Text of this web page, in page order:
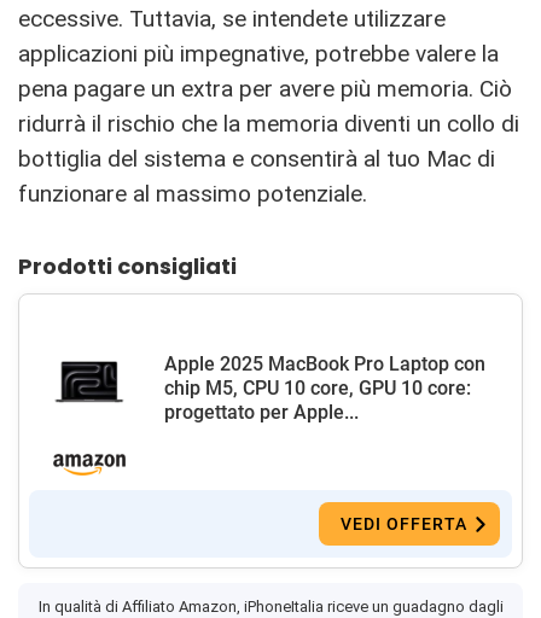
eccessive. Tuttavia, se intendete utilizzare
applicazioni più impegnative, potrebbe valere la
pena pagare un extra per avere più memoria. Ciò
ridurrà il rischio che la memoria diventi un collo di
bottiglia del sistema e consentirà al tuo Mac di
funzionare al massimo potenziale.
Prodotti consigliati
Apple 2025 MacBook Pro Laptop con
chip M5, CPU 10 core, GPU 10 core:
progettato per Apple...
VEDI OFFERTA
In qualità di Affiliato Amazon, iPhoneItalia riceve un guadagno dagli